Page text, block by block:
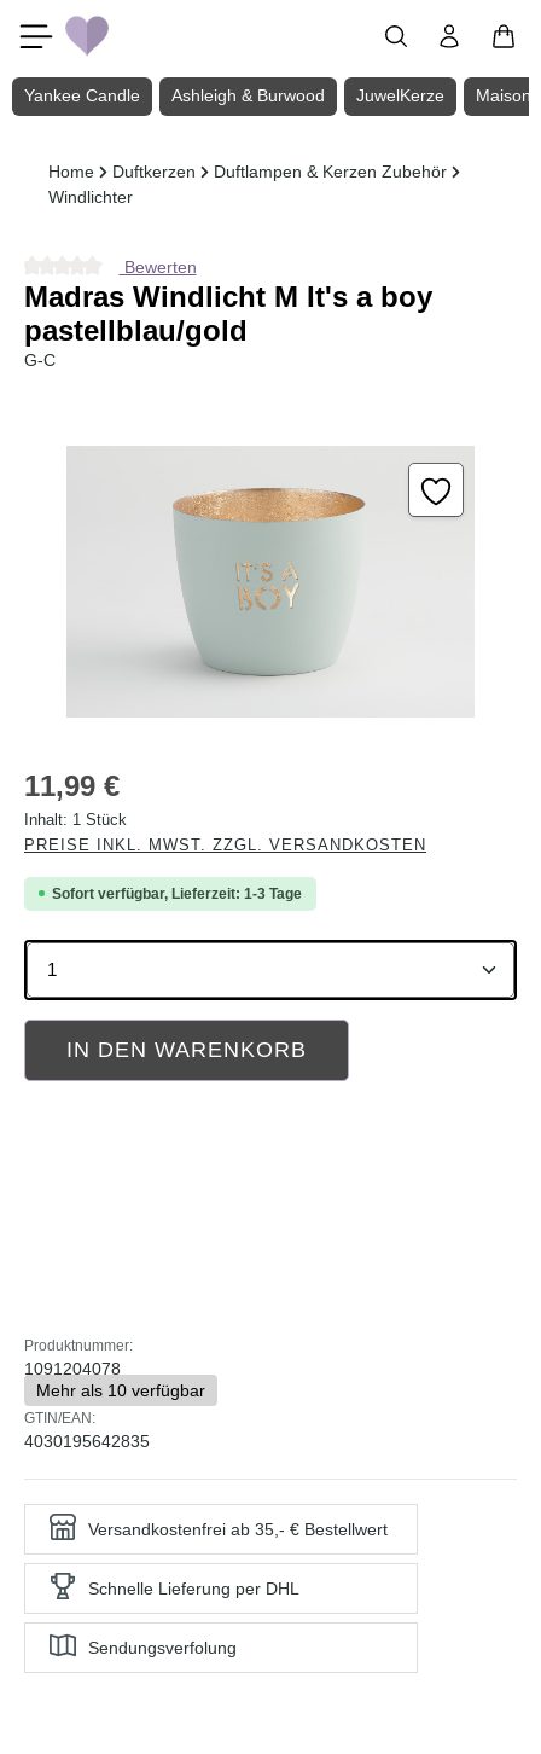
Zum Hauptinhalt springen
Yankee Candle Ashleigh & Burwood JuwelKerze Maison
Home Duftkerzen
Duftlampen & Kerzen Zubehör
Windlichter
Durchschnittliche Bewertung von 0 von 5 Sternen
Bewerten
Madras Windlicht M It's a boy
pastellblau/gold
G-C
Regulärer Preis:
11,99 €
Inhalt: 1 Stück
PREISE INKL. MWST. ZZGL. VERSANDKOSTEN
Sofort verfügbar, Lieferzeit: 1-3 Tage
Produkt Anzahl: Gib den gewünschten Wert ein
IN DEN WARENKORB
Produktnummer:
1091204078
Mehr als 10 verfügbar
GTIN/EAN:
4030195642835
Versandkostenfrei ab 35,- € Bestellwert
Schnelle Lieferung per DHL
Sendungsverfolung